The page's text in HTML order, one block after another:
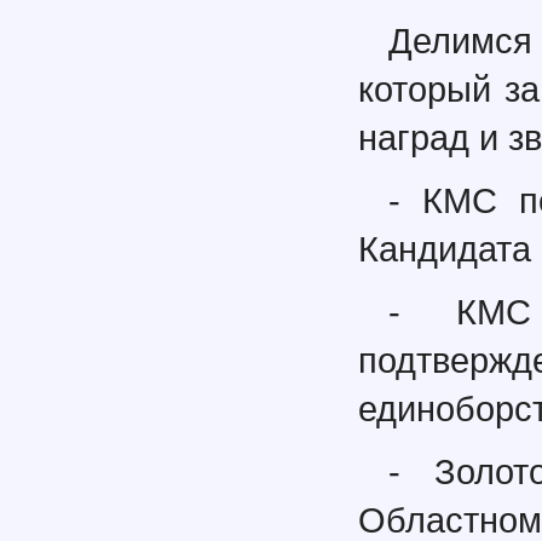
Делимся
который
наград и
- КМС
Кандидата
- КМС
-